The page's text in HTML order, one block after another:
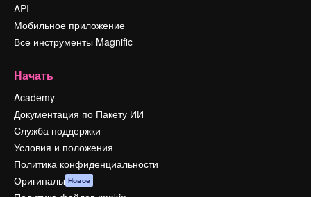
API
Мобильное приложение
Все инструменты Magnific
Начать
Academy
Документация по Пакету ИИ
Служба поддержки
Условия и положения
Политика конфиденциальности
Оригиналы Новое